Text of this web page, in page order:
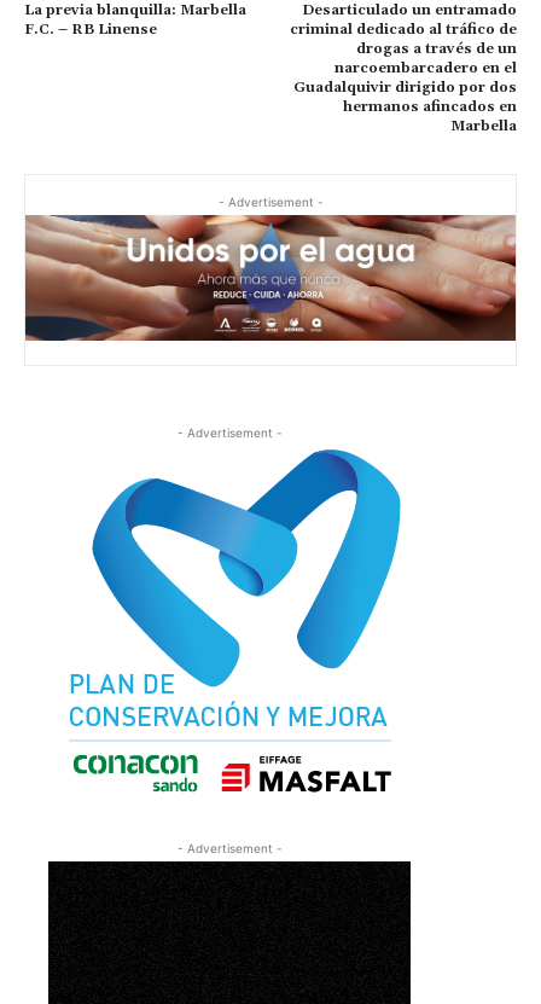
La previa blanquilla: Marbella
F.C. – RB Linense
Desarticulado un entramado
criminal dedicado al tráfico de
drogas a través de un
narcoembarcadero en el
Guadalquivir dirigido por dos
hermanos afincados en
Marbella
- Advertisement -
- Advertisement -
- Advertisement -